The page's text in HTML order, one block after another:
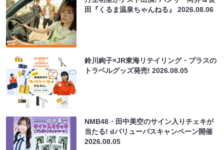
田『くるま温泉ちゃんねる』2026.08.06
鈴川絢子×JR東海リテイリング・プラスの
トラベルグッズ発売!2026.08.05
NMB48・田中美空のサイン入りチェキが
当たる! dバリューパスキャンペーン開催
2026.08.05